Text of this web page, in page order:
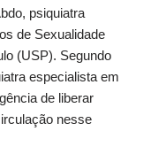
psiquiatra
de Sexualidade
(USP). Segundo
especialista em
de liberar
nesse